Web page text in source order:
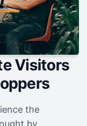
Visitors
the
by